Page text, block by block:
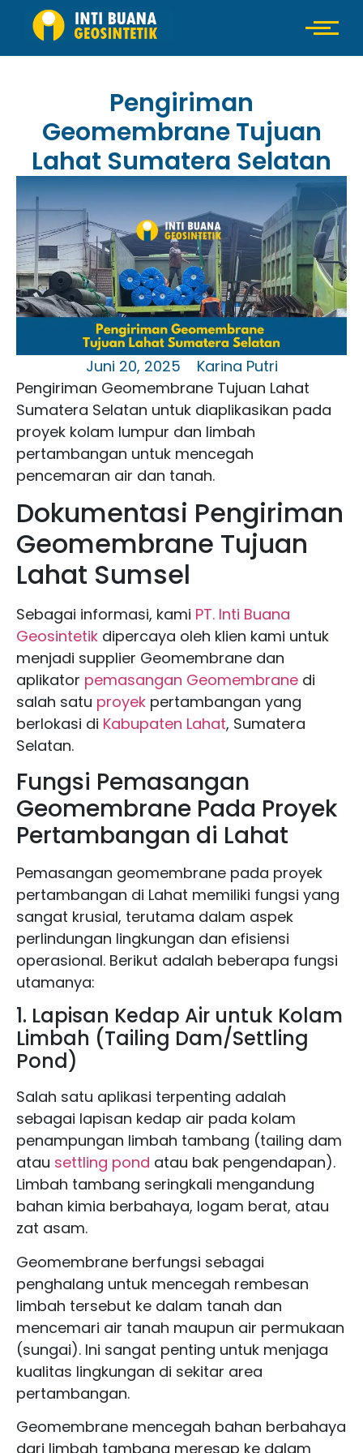
Pengiriman
Geomembrane Tujuan
Lahat Sumatera Selatan
Juni 20, 2025
Karina Putri
Pengiriman Geomembrane Tujuan Lahat
Sumatera Selatan untuk diaplikasikan pada
proyek kolam lumpur dan limbah
pertambangan untuk mencegah
pencemaran air dan tanah.
Dokumentasi Pengiriman
Geomembrane Tujuan
Lahat Sumsel
Sebagai informasi, kami PT. Inti Buana
Geosintetik dipercaya oleh klien kami untuk
menjadi supplier Geomembrane dan
aplikator pemasangan Geomembrane di
salah satu proyek pertambangan yang
berlokasi di Kabupaten Lahat, Sumatera
Selatan.
Fungsi Pemasangan
Geomembrane Pada Proyek
Pertambangan di Lahat
Pemasangan geomembrane pada proyek
pertambangan di Lahat memiliki fungsi yang
sangat krusial, terutama dalam aspek
perlindungan lingkungan dan efisiensi
operasional. Berikut adalah beberapa fungsi
utamanya:
1. Lapisan Kedap Air untuk Kolam
Limbah (Tailing Dam/Settling
Pond)
Salah satu aplikasi terpenting adalah
sebagai lapisan kedap air pada kolam
penampungan limbah tambang (tailing dam
atau settling pond atau bak pengendapan).
Limbah tambang seringkali mengandung
bahan kimia berbahaya, logam berat, atau
zat asam.
Geomembrane berfungsi sebagai
penghalang untuk mencegah rembesan
limbah tersebut ke dalam tanah dan
mencemari air tanah maupun air permukaan
(sungai). Ini sangat penting untuk menjaga
kualitas lingkungan di sekitar area
pertambangan.
Geomembrane mencegah bahan berbahaya
dari limbah tambang meresap ke dalam